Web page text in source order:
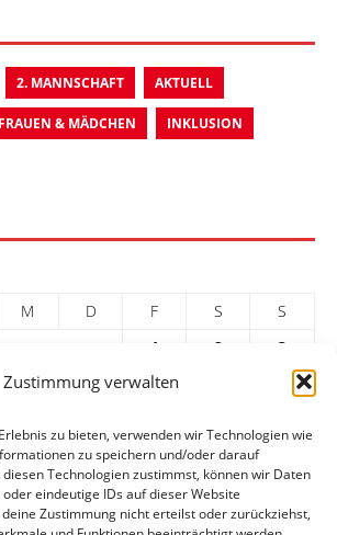
Zustimmung verwalten
zu bieten, verwenden wir Technologien wie
zu speichern und/oder darauf
Technologien zustimmst, können wir Daten
eindeutige IDs auf dieser Website
Zustimmung nicht erteilst oder zurückziehst,
2. MANNSCHAFT AKTUELL
FRAUEN & MÄDCHEN INKLUSION
M D F S
S
1
2
3
6 7 8
20 21 22 23
27 28 29
30